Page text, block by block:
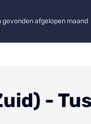
gevonden afgelopen maand
-